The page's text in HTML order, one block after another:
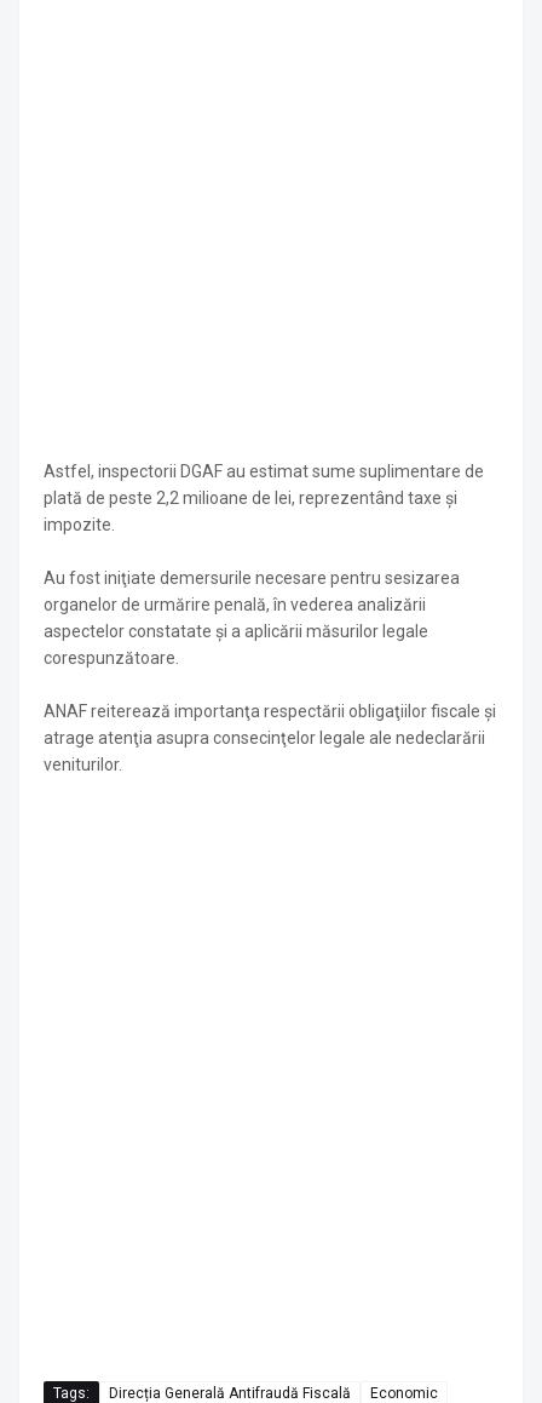
Astfel, inspectorii DGAF au estimat sume suplimentare de
plată de peste 2,2 milioane de lei, reprezentând taxe şi
impozite.
Au fost iniţiate demersurile necesare pentru sesizarea
organelor de urmărire penală, în vederea analizării
aspectelor constatate şi a aplicării măsurilor legale
corespunzătoare.
ANAF reiterează importanţa respectării obligaţiilor fiscale şi
atrage atenţia asupra consecinţelor legale ale nedeclarării
veniturilor.
Tags: Direcția Generală Antifraudă Fiscală Economic